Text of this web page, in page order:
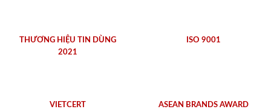
THƯƠNG HIỆU TIN DÙNG
2021
ISO 9001
VIETCERT
ASEAN BRANDS AWARD